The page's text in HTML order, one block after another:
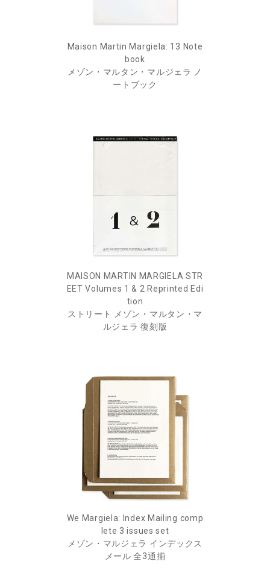
Maison Martin Margiela: 13 Note
book
メゾン・マルタン・マルジェラ ノ
ートブック
MAISON MARTIN MARGIELA STR
EET Volumes 1 & 2 Reprinted Edi
tion
ストリート メゾン・マルタン・マ
ルジェラ 復刻版
We Margiela: Index Mailing comp
lete 3 issues set
メゾン・マルジェラ インデックス
メール 全3通揃